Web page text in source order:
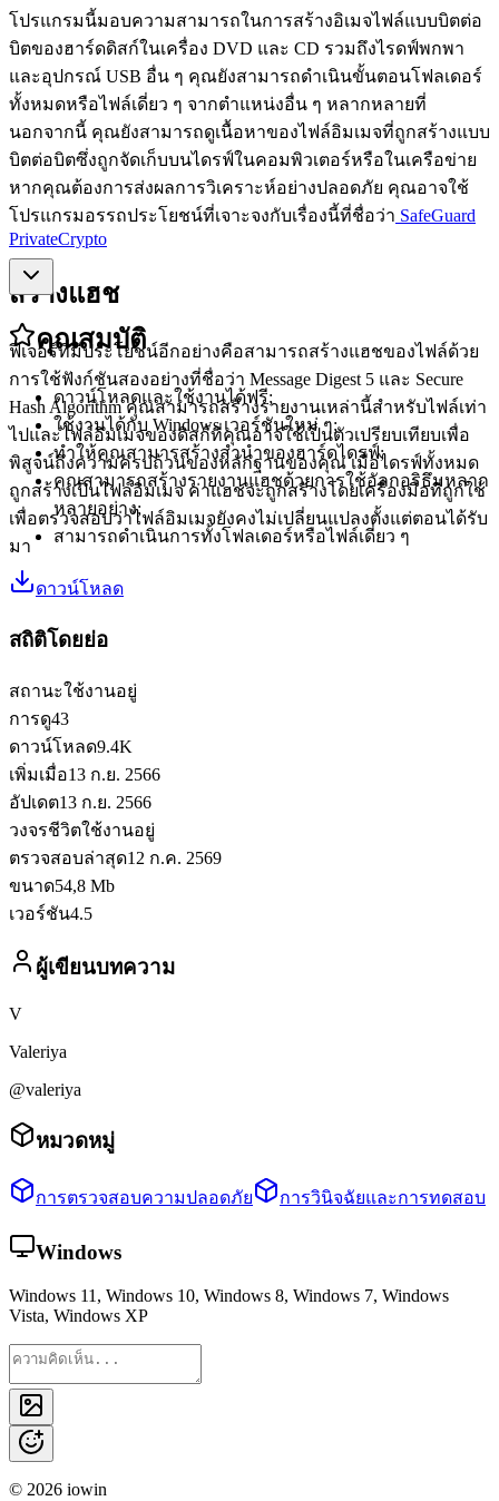
โปรแกรมนี้มอบความสามารถในการสร้างอิเมจไฟล์แบบบิตต่อ
บิตของฮาร์ดดิสก์ในเครื่อง DVD และ CD รวมถึงไรดฟ์พกพา
และอุปกรณ์ USB อื่น ๆ คุณยังสามารถดำเนินขั้นตอนโฟลเดอร์
ทั้งหมดหรือไฟล์เดี่ยว ๆ จากตำแหน่งอื่น ๆ หลากหลายที่
นอกจากนี้ คุณยังสามารถดูเนื้อหาของไฟล์อิมเมจที่ถูกสร้างแบบ
บิตต่อบิตซึ่งถูกจัดเก็บบนไดรฟ์ในคอมพิวเตอร์หรือในเครือข่าย
หากคุณต้องการส่งผลการวิเคราะห์อย่างปลอดภัย คุณอาจใช้
โปรแกรมอรรถประโยชน์ที่เจาะจงกับเรื่องนี้ที่ชื่อว่า SafeGuard
PrivateCrypto
สร้างแฮช
ฟีเจอร์ที่มีประโยชน์อีกอย่างคือสามารถสร้างแฮชของไฟล์ด้วย
การใช้ฟังก์ชันสองอย่างที่ชื่อว่า Message Digest 5 และ Secure
Hash Algorithmคุณสามารถสร้างรายงานเหล่านี้สำหรับไฟล์เท่า
ไปและไฟล์อิมเมจของดิสก์ที่คุณอาจใช้เป็นตัวเปรียบเทียบเพื่อ
พิสูจน์ถึงความครบถ้วนของหลักฐานของคุณ เมื่อไดรฟ์ทั้งหมด
ถูกสร้างเป็นไฟล์อิมเมจ ค่าแฮชจะถูกสร้างโดยเครื่องมือที่ถูกใช้
เพื่อตรวจสอบว่าไฟล์อิมเมจยังคงไม่เปลี่ยนแปลงตั้งแต่ตอนได้รับ
มา
คุณสมบัติ
ดาวน์โหลดและใช้งานได้ฟรี;
ใช้งานได้กับ Windows เวอร์ชันใหม่ ๆ;
ทำให้คุณสามารสร้างสำนำของฮาร์ดไดรฟ์;
คุณสามารถสร้างรายงานแฮชด้วยการใช้อัลกอริธึมหลาก
หลายอย่าง;
สามารถดำเนินการทั้งโฟลเดอร์หรือไฟล์เดี่ยว ๆ
ดาวน์โหลด
สถิติโดยย่อ
สถานะใช้งานอยู่
การดู43
ดาวน์โหลด9.4K
เพิ่มเมื่อ13 ก.ย. 2566
อัปเดต13 ก.ย. 2566
วงจรชีวิตใช้งานอยู่
ตรวจสอบล่าสุด12 ก.ค. 2569
ขนาด54,8 Mb
เวอร์ชัน4.5
ผู้เขียนบทความ
V
Valeriya
@valeriya
หมวดหมู่
การตรวจสอบความปลอดภัย การวินิจฉัยและการทดสอบ
Windows
Windows 11, Windows 10, Windows 8, Windows 7, Windows
Vista, Windows XP
© 2026 iowin